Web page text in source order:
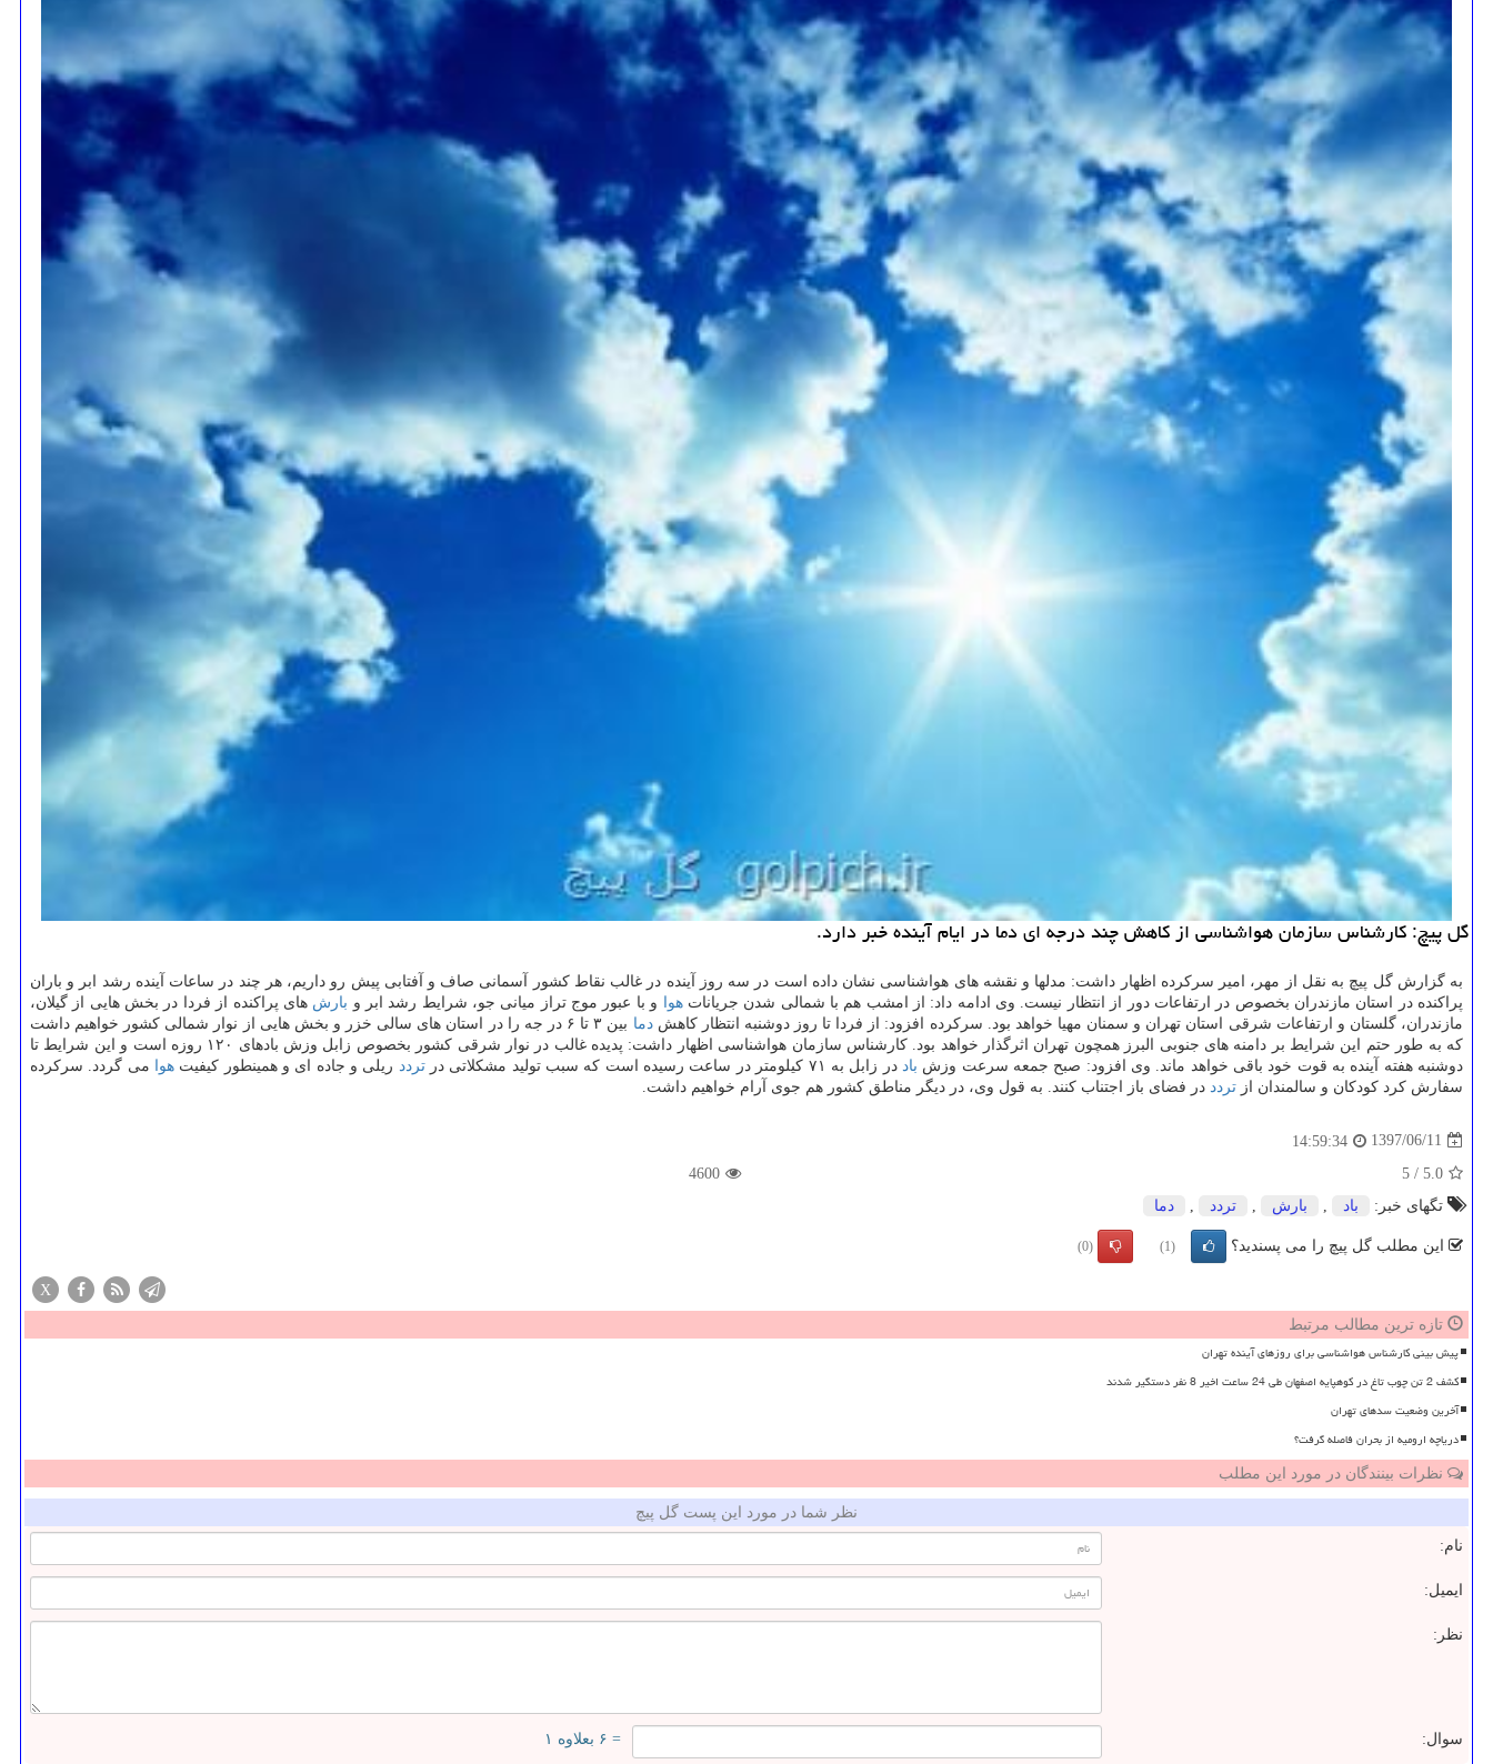
گل پیچ: كارشناس سازمان هواشناسی از كاهش چند درجه ای دما در ایام آینده خبر دارد.
به گزارش گل پیچ به نقل از مهر، امیر سركرده اظهار داشت: مدلها و نقشه های هواشناسی نشان داده است در سه روز آینده در غالب نقاط كشور آسمانی صاف و آفتابی پیش رو داریم، هر چند در ساعات آینده رشد ابر و باران
پراكنده در استان مازندران بخصوص در ارتفاعات دور از انتظار نیست. وی ادامه داد: از امشب هم با شمالی شدن جریاناتهوا و با عبور موج تراز میانی جو، شرایط رشد ابر و بارش های پراكنده از فردا در بخش هایی از گیلان،
مازندران، گلستان و ارتفاعات شرقی استان تهران و سمنان مهیا خواهد بود. سركرده افزود: از فردا تا روز دوشنبه انتظار كاهشدما
بین ۳ تا ۶ در جه را در استان های سالی خزر و بخش هایی از نوار شمالی كشور خواهیم داشت
كه به طور حتم این شرایط بر دامنه های جنوبی البرز همچون تهران اثرگذار خواهد بود. كارشناس سازمان هواشناسی اظهار داشت: پدیده غالب در نوار شرقی كشور بخصوص زابل وزش بادهای ۱۲۰ روزه است و این شرایط تا
دوشنبه هفته آینده به قوت خود باقی خواهد ماند. وی افزود: صبح جمعه سرعت وزش باد در زابل به ۷۱ كیلومتر در ساعت رسیده است كه سبب تولید مشكلاتی در تردد ریلی و جاده ای و همینطور كیفیت هوا می گردد. سركرده
سفارش كرد كودكان و سالمندان از تردد در فضای باز اجتناب كنند. به قول وی، در دیگر مناطق كشور هم جوی آرام خواهیم داشت.
1397/06/11
14:59:34
5.0
/
5
4600
تگهای خبر:
باد بارش تردد دما
این مطلب گل پیچ را می پسندید؟ (1)
(0)
X
تازه ترین مطالب مرتبط
پیش بینی کارشناس هواشناسی برای روزهای آینده تهران
کشف 2 تن چوب تاغ در کوهپایه اصفهان طی 24 ساعت اخیر 8 نفر دستگیر شدند
آخرین وضعیت سدهای تهران
دریاچه ارومیه از بحران فاصله گرفت؟
نظرات بینندگان در مورد این مطلب
نظر شما در مورد این پست گل پیچ
نام:
ایمیل:
نظر:
سوال: = ۶ بعلاوه ۱